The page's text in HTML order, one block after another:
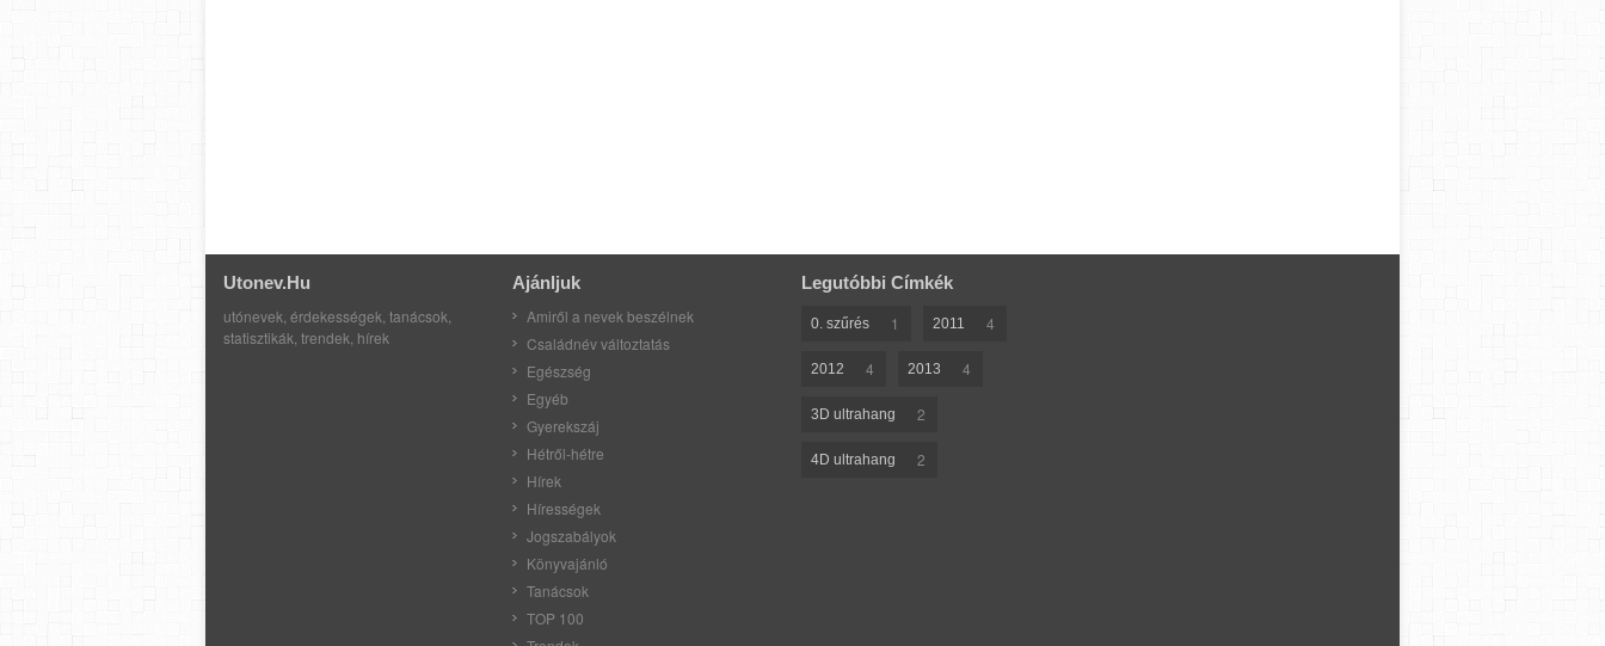
Utonev.hu
utónevek, érdekességek, tanácsok,
statisztikák, trendek, hírek
Ajánljuk
Amiről a nevek beszélnek
Családnév változtatás
Egészség
Egyéb
Gyerekszáj
Hétről-hétre
Hírek
Hírességek
Jogszabályok
Könyvajánló
Tanácsok
TOP 100
Legutóbbi Címkék
0. szűrés 1 2011 4
2012 4 2013 4
3D ultrahang 2
4D ultrahang 2